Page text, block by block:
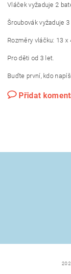
Vláček vyžaduje 2
Šroubovák vyžaduje
Rozměry vláčku: 13 x
Pro děti od 3 let.
Buďte první, kdo
Přidat